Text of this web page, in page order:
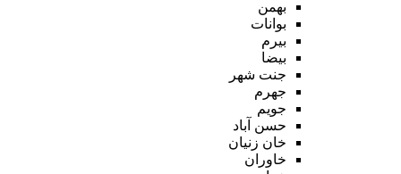
بهمن
بوانات
بیرم
بیضا
جنت شهر
جهرم
جویم
حسن آباد
خان زنیان
خاوران